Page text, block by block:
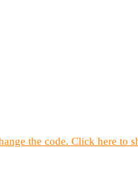
the code. Click here to